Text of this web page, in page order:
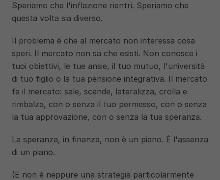
Speriamo che l'inflazione rientri. Speriamo che
questa volta sia diverso.
Il problema è che al mercato non interessa cosa
speri. Il mercato non sa che esisti. Non conosce i
tuoi obiettivi, le tue ansie, il tuo mutuo, l'università
di tuo figlio o la tua pensione integrativa. Il mercato
fa il mercato: sale, scende, lateralizza, crolla e
rimbalza, con o senza il tuo permesso, con o senza
la tua approvazione, con o senza la tua speranza.
La speranza, in finanza, non è un piano. È l'assenza
di un piano.
(E non è neppure una strategia particolarmente